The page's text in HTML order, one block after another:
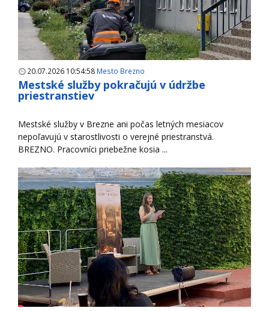
20.07.2026 10:54:58 Mesto Brezno
Mestské služby pokračujú v údržbe
priestranstiev
Mestské služby v Brezne ani počas letných mesiacov
nepoľavujú v starostlivosti o verejné priestranstvá.
BREZNO. Pracovníci priebežne kosia ...